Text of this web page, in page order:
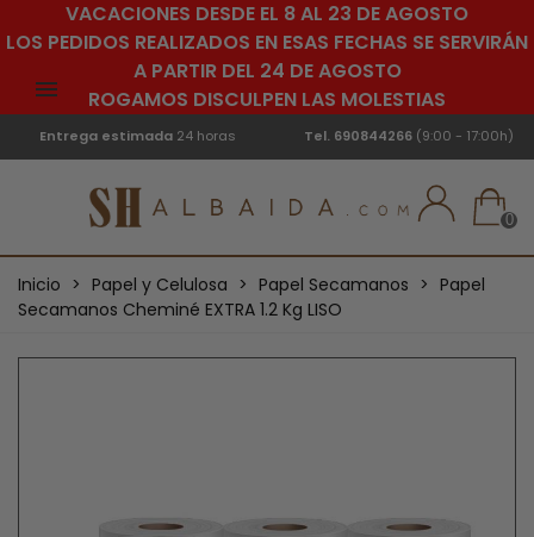
VACACIONES DESDE EL 8 AL 23 DE AGOSTO
LOS PEDIDOS REALIZADOS EN ESAS FECHAS SE SERVIRÁN
A PARTIR DEL 24 DE AGOSTO
ROGAMOS DISCULPEN LAS MOLESTIAS
Entrega estimada 24 horas Tel. 690844266 (9:00 - 17:00h)
0
Inicio > Papel y Celulosa > Papel Secamanos > Papel
Secamanos Cheminé EXTRA 1.2 Kg LISO